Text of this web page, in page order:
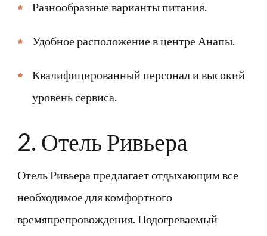
Разнообразные варианты питания.
Удобное расположение в центре Анапы.
Квалифицированный персонал и высокий
уровень сервиса.
2. Отель Ривьера
Отель Ривьера предлагает отдыхающим все
необходимое для комфортного
времяпрепровождения. Подогреваемый